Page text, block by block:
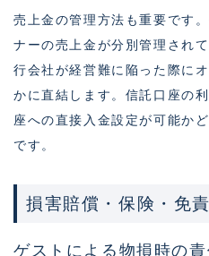
売上金の管理方法も重要です
ナーの売上金が分別管理され
行会社が経営難に陥った際に
かに直結します。信託口座の
座への直接入金設定が可能か
です。
損害賠償・保険・免
ゲストによる物損時の責